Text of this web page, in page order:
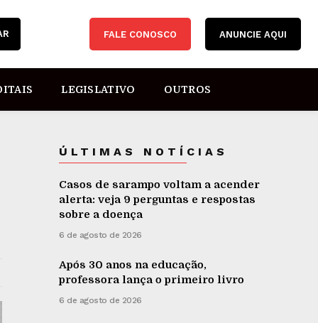
FALE CONOSCO ANUNCIE AQUI
LEGISLATIVO OUTROS
ÚLTIMAS NOTÍCIAS
Casos de sarampo voltam a acender
alerta: veja 9 perguntas e respostas
sobre a doença
6 de agosto de 2026
Após 30 anos na educação,
professora lança o primeiro livro
6 de agosto de 2026